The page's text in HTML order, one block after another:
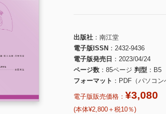
出版社
南江堂
電子版ISSN
2432-9436
電子版発売日
2023/04/24
ページ数
85ページ 判型
B5
フォーマット
PDF（パソコン
電子版販売価格： ¥3,080
(本体¥2,800＋税10％)